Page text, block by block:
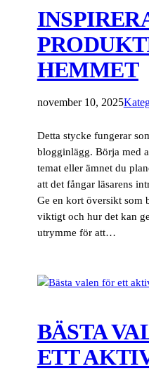
HEMMET
november 10, 2025
Detta stycke fungerar
blogginlägg. Börja med
temat eller ämnet du
att det fångar läsarens
Ge en kort översikt som
viktigt och hur det kan
utrymme för att…
BÄSTA
ETT